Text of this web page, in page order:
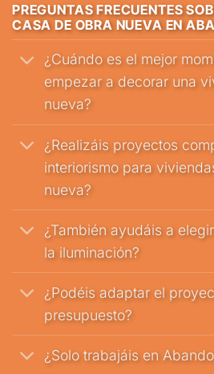
PREGUNTAS FRECUENTES
CASA DE OBRA NUEVA EN
¿Cuándo es el mejor
empezar a decorar una
nueva?
¿Realizáis proyectos
interiorismo para
nueva?
¿También ayudáis a
la iluminación?
¿Podéis adaptar el
presupuesto?
¿Solo trabajáis en